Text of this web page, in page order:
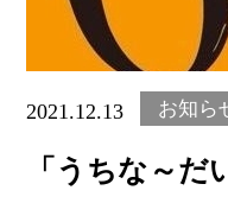
2021.12.13 お知ら
「うちな～